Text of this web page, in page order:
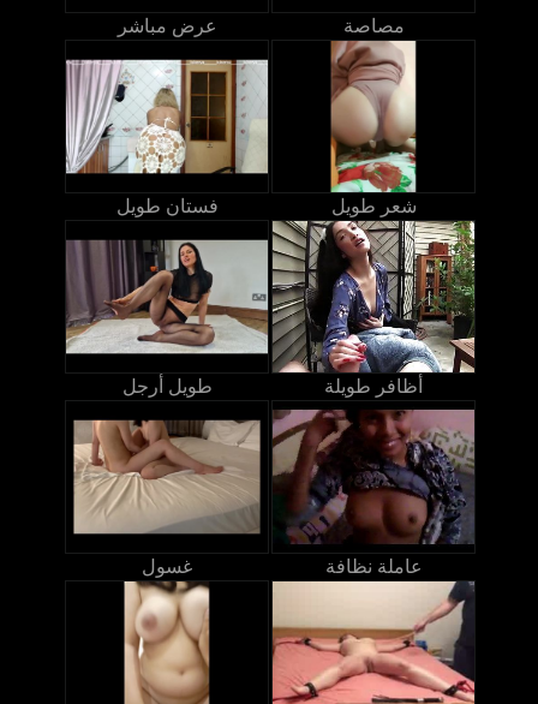
عرض مباشر مصاصة
فستان طويل شعر طويل
طويل أرجل أظافر طويلة
غسول عاملة نظافة